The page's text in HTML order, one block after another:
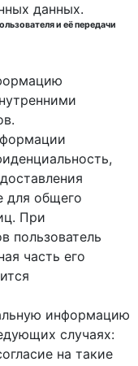
данных.
и её передачи
для общего
При
пользователь
часть его
информацию
случаях:
на такие